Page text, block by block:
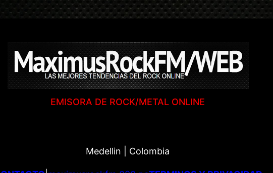
EMISORA DE ROCK/METAL ONLINE
Medellin | Colombia